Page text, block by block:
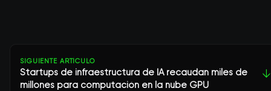
SIGUIENTE ARTÍCULO
Startups de infraestructura de IA recaudan miles de
millones para computación en la nube GPU
↓